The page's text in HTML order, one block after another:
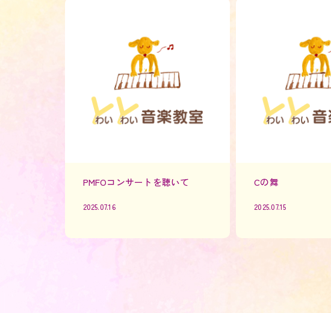
PMFOコンサートを聴いて
2025.07.16
Cの舞
2025.07.15